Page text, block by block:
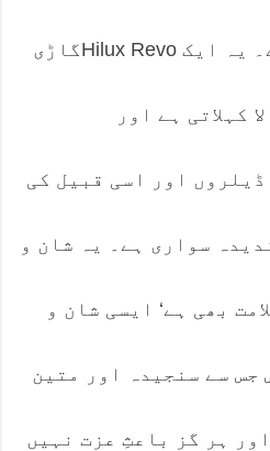
سرکار نے لے کر دی ہے۔ یہ ایک Hilux Revoگاڑی
کہلاتی ہے اور
ڈیلروں اور اسی قبیل کی
سواری ہے۔ یہ شان و
بھی ہے‘ ایسی شان و
جس سے سنجیدہ اور متین
ہر گز باعثِ عزت نہیں